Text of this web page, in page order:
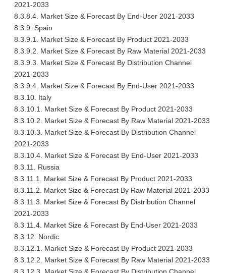
2021-2033
8.3.8.4. Market Size & Forecast By End-User 2021-2033
8.3.9. Spain
8.3.9.1. Market Size & Forecast By Product 2021-2033
8.3.9.2. Market Size & Forecast By Raw Material 2021-2033
8.3.9.3. Market Size & Forecast By Distribution Channel
2021-2033
8.3.9.4. Market Size & Forecast By End-User 2021-2033
8.3.10. Italy
8.3.10.1. Market Size & Forecast By Product 2021-2033
8.3.10.2. Market Size & Forecast By Raw Material 2021-2033
8.3.10.3. Market Size & Forecast By Distribution Channel
2021-2033
8.3.10.4. Market Size & Forecast By End-User 2021-2033
8.3.11. Russia
8.3.11.1. Market Size & Forecast By Product 2021-2033
8.3.11.2. Market Size & Forecast By Raw Material 2021-2033
8.3.11.3. Market Size & Forecast By Distribution Channel
2021-2033
8.3.11.4. Market Size & Forecast By End-User 2021-2033
8.3.12. Nordic
8.3.12.1. Market Size & Forecast By Product 2021-2033
8.3.12.2. Market Size & Forecast By Raw Material 2021-2033